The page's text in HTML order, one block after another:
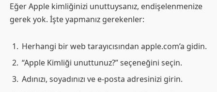
Eğer Apple kimliğinizi unuttuysanız, endişelenmenize
gerek yok. İşte yapmanız gerekenler:
Herhangi bir web tarayıcısından apple.com’a gidin.
“Apple Kimliği unuttunuz?” seçeneğini seçin.
Adınızı, soyadınızı ve e-posta adresinizi girin.